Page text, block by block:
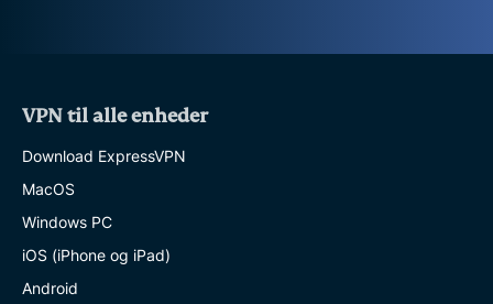
VPN til alle enheder
Download ExpressVPN
MacOS
Windows PC
iOS (iPhone og iPad)
Android